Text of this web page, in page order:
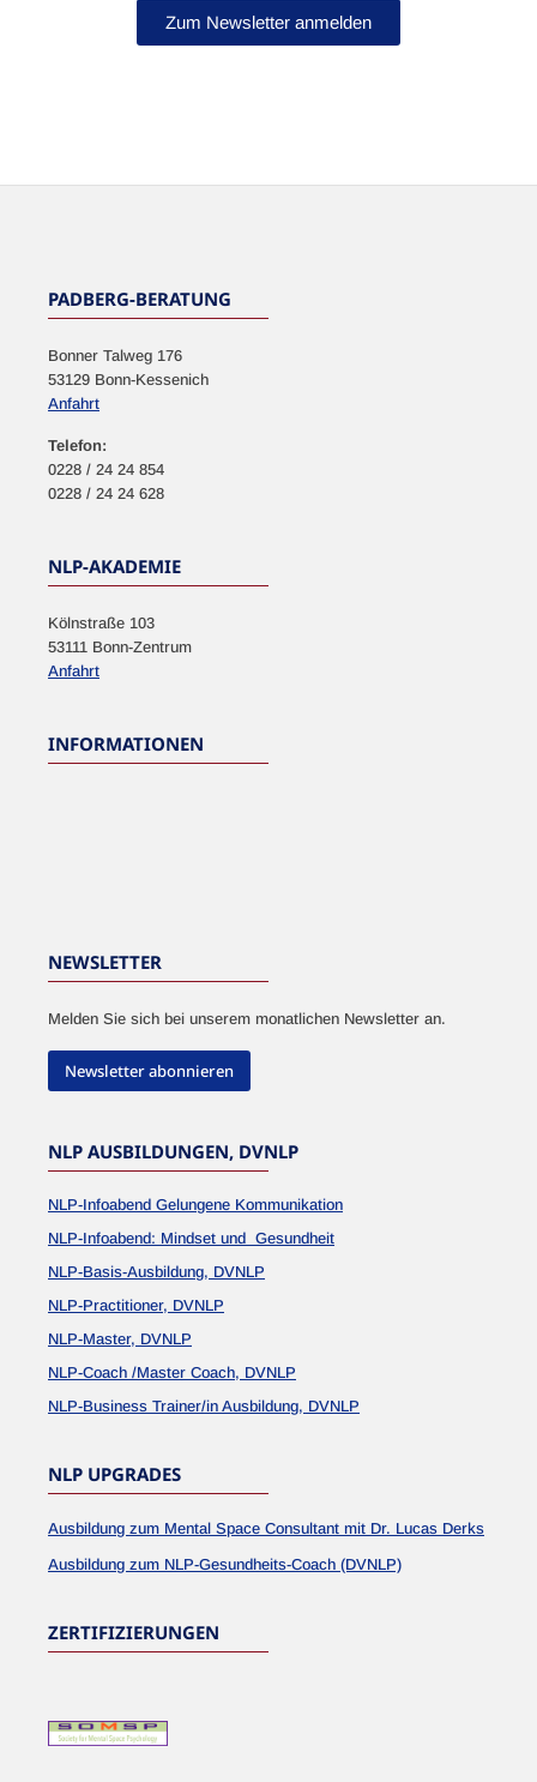
Zum Newsletter anmelden
NEWSLETTER
PADBERG-BERATUNG
Bonner Talweg 176
53129 Bonn-Kessenich
Anfahrt
Telefon:
0228 / 24 24 854
0228 / 24 24 628
NLP-AKADEMIE
Kölnstraße 103
53111 Bonn-Zentrum
Anfahrt
INFORMATIONEN
NEWSLETTER
Melden Sie sich bei unserem monatlichen Newsletter an.
Newsletter abonnieren
NLP AUSBILDUNGEN, DVNLP
NLP-Infoabend Gelungene Kommunikation
NLP-Infoabend: Mindset und Gesundheit
NLP-Basis-Ausbildung, DVNLP
NLP-Practitioner, DVNLP
NLP-Master, DVNLP
NLP-Coach /Master Coach, DVNLP
NLP-Business Trainer/in Ausbildung, DVNLP
NLP UPGRADES
Ausbildung zum Mental Space Consultant mit Dr. Lucas Derks
Ausbildung zum NLP-Gesundheits-Coach (DVNLP)
ZERTIFIZIERUNGEN